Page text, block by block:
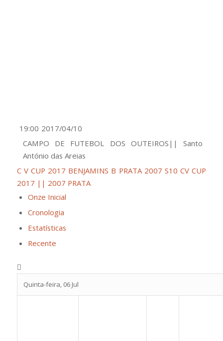
2017/04/10
19:00
CAMPO DE FUTEBOL DOS OUTEIROS|| Santo
António das Areias
C V CUP 2017 BENJAMINS B PRATA 2007 S10 CV CUP
2017 || 2007 PRATA
Onze Inicial
Cronologia
Estatísticas
Recente
Quinta-feira, 06 Jul